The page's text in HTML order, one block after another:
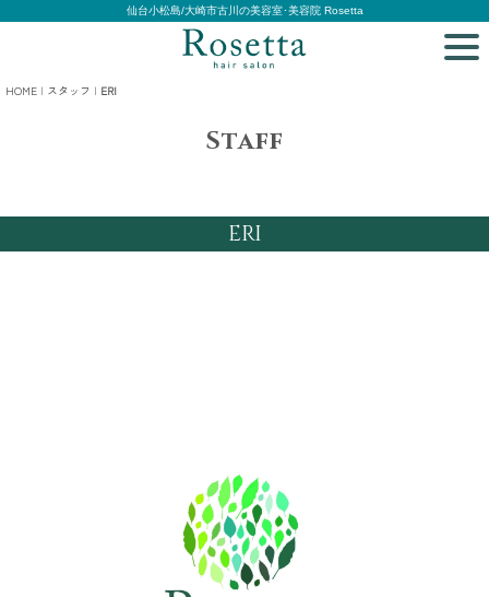
仙台小松島/大崎市古川の美容室･美容院 Rosetta
HOME | スタッフ | ERI
Staff
ERI